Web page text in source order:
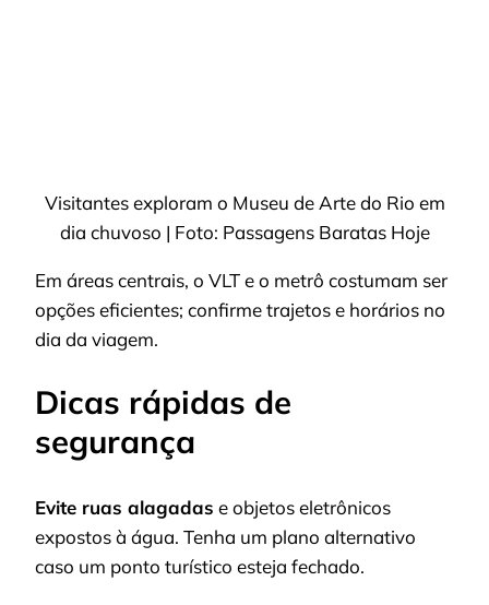
Visitantes exploram o Museu de Arte do Rio em
dia chuvoso | Foto: Passagens Baratas Hoje
Em áreas centrais, o VLT e o metrô costumam ser
opções eficientes; confirme trajetos e horários no
dia da viagem.
Dicas rápidas de
segurança
Evite ruas alagadas e objetos eletrônicos
expostos à água. Tenha um plano alternativo
caso um ponto turístico esteja fechado.